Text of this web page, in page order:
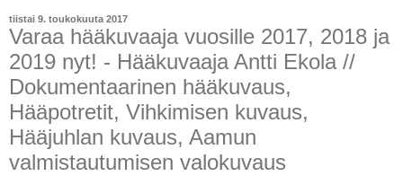
tiistai 9. toukokuuta 2017
Varaa hääkuvaaja vuosille 2017, 2018 ja
2019 nyt! - Hääkuvaaja Antti Ekola //
Dokumentaarinen hääkuvaus,
Hääpotretit, Vihkimisen kuvaus,
Hääjuhlan kuvaus, Aamun
valmistautumisen valokuvaus